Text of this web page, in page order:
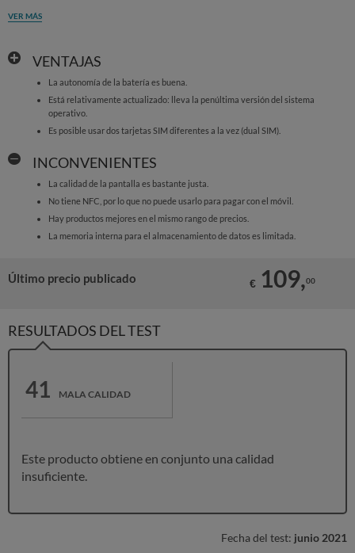
VER MÁS
VENTAJAS
La autonomía de la batería es buena.
Está relativamente actualizado: lleva la penúltima versión del sistema
operativo.
Es posible usar dos tarjetas SIM diferentes a la vez (dual SIM).
INCONVENIENTES
La calidad de la pantalla es bastante justa.
No tiene NFC, por lo que no puede usarlo para pagar con el móvil.
Hay productos mejores en el mismo rango de precios.
La memoria interna para el almacenamiento de datos es limitada.
Último precio publicado € 109,00
RESULTADOS DEL TEST
41 MALA CALIDAD
Este producto obtiene en conjunto una calidad
insuficiente.
Fecha del test: junio 2021